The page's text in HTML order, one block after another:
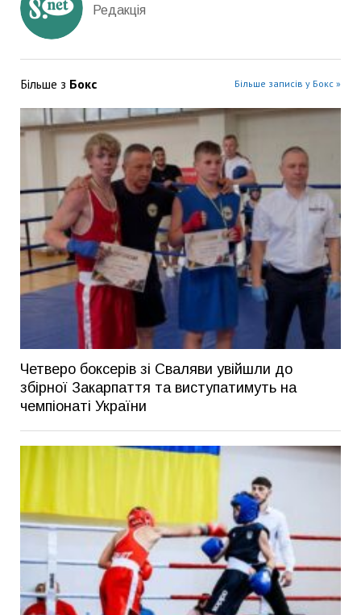
Редакція
Більше з Бокс Більше записів у Бокс »
Четверо боксерів зі Сваляви увійшли до
збірної Закарпаття та виступатимуть на
чемпіонаті України